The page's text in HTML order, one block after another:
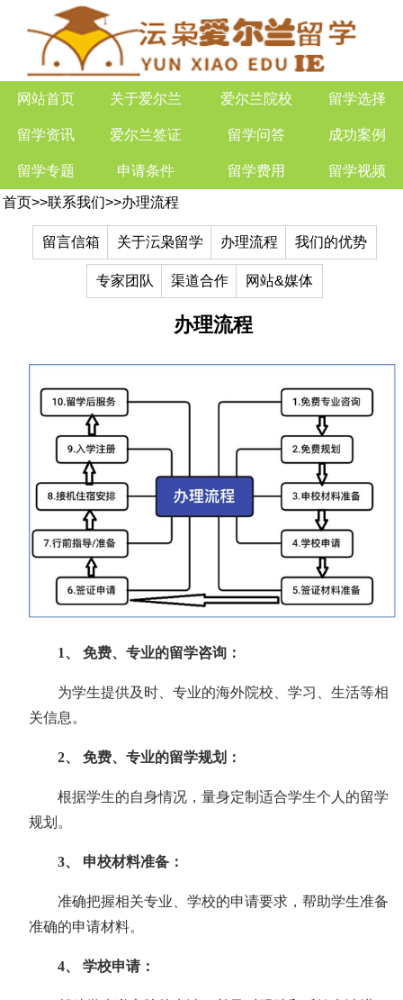
网站首页 关于爱尔兰 爱尔兰院校 留学选择
留学资讯 爱尔兰签证 留学问答 成功案例
留学专题 申请条件 留学费用 留学视频
首页>>联系我们>>办理流程
留言信箱 关于沄枭留学 办理流程 我们的优势
专家团队 渠道合作 网站&媒体
办理流程
1、 免费、专业的留学咨询：
为学生提供及时、专业的海外院校、学习、生活等相
关信息。
2、 免费、专业的留学规划：
根据学生的自身情况，量身定制适合学生个人的留学
规划。
3、 申校材料准备：
准确把握相关专业、学校的申请要求，帮助学生准备
准确的申请材料。
4、 学校申请：